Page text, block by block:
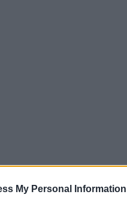
My Personal Information